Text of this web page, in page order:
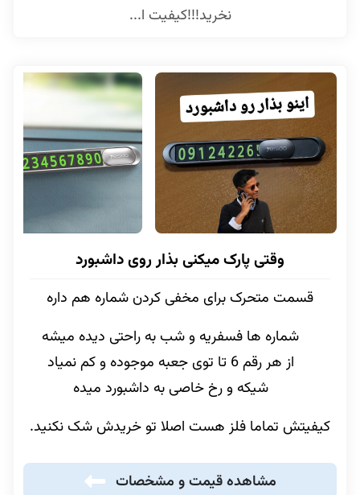
نخرید!!!کیفیت ا...
وقتی پارک میکنی بذار روی داشبورد
قسمت متحرک برای مخفی کردن شماره هم داره
شماره ها فسفریه و شب به راحتی دیده میشه
از هر رقم 6 تا توی جعبه موجوده و کم نمیاد
شیکه و رخ خاصی به داشبورد میده
کیفیتش تماما فلز هست اصلا تو خریدش شک نکنید.
مشاهده قیمت و مشخصات